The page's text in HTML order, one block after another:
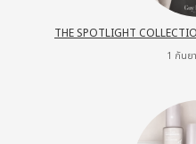
THE SPOTLIGHT
1 กันย